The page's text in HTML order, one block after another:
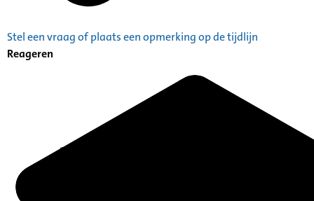
Stel een vraag of plaats een opmerking op de tijdlijn
Reageren